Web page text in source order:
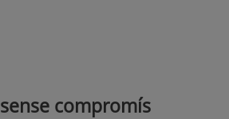
compromís